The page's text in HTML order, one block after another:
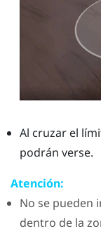
Al cruzar el
podrán verse.
Atención:
No se pueden
dentro de la